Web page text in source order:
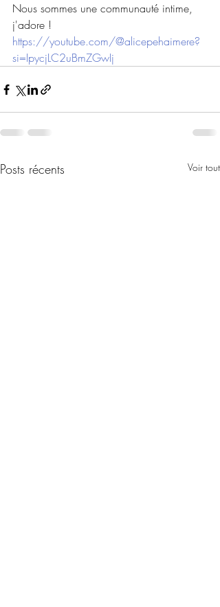
Nous sommes une communauté intime,
j'adore !
https://youtube.com/@alicepehaimere?
si=IpycjLC2uBmZGwIj
Posts récents Voir tout